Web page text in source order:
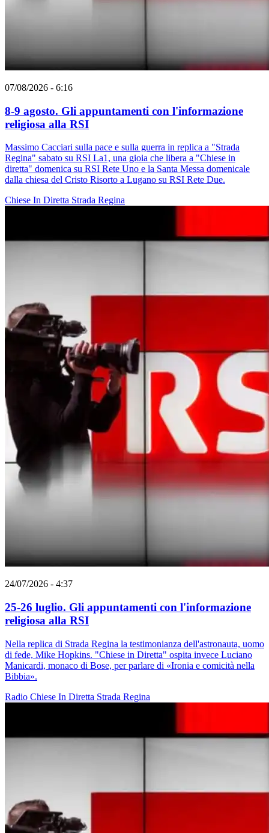
07/08/2026 - 6:16
8-9 agosto. Gli appuntamenti con l'informazione
religiosa alla RSI
Massimo Cacciari sulla pace e sulla guerra in replica a "Strada
Regina" sabato su RSI La1, una gioia che libera a "Chiese in
diretta" domenica su RSI Rete Uno e la Santa Messa domenicale
dalla chiesa del Cristo Risorto a Lugano su RSI Rete Due.
Chiese In Diretta Strada Regina
24/07/2026 - 4:37
25-26 luglio. Gli appuntamenti con l'informazione
religiosa alla RSI
Nella replica di Strada Regina la testimonianza dell'astronauta, uomo
di fede, Mike Hopkins. "Chiese in Diretta" ospita invece Luciano
Manicardi, monaco di Bose, per parlare di «Ironia e comicità nella
Bibbia».
Radio Chiese In Diretta Strada Regina